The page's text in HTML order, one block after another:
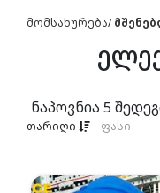
მომსახურება/
ნაპოვნია 5
თარიღი ფასი